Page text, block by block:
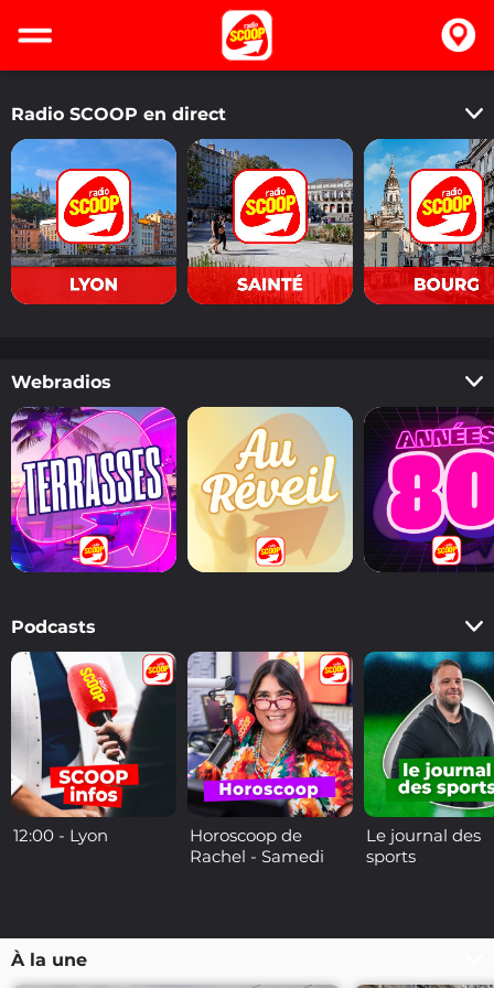
Radio SCOOP en direct
Webradios
Podcasts
12:00 - Lyon
Horoscoop de
Rachel - Samedi
Le journal des
sports
À la une